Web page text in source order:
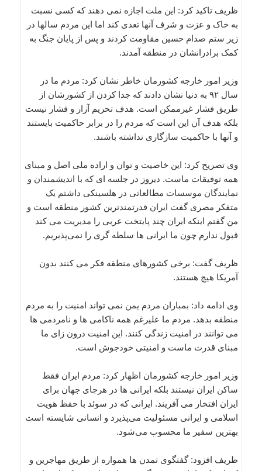
ظریف تاکید کرد: این ملت اجازه نمی دهند که کسی نسبت
به خاک و عزت و شرف آنها تعدی کند اما این مردم سالها در
زیر ستم صدام حسین مقاومت کردند و پس از پایان جنگ به
کمک برادرانشان در منطقه آمدند.
وزیر امور خارجه کشورمان خاطر نشان کرد: مردم ما در
سال ۹۲ به دنیا نشان دادند که جدا کردن از کشورشان از
طریق فشار غیرممکن است. هدف تحریم آزار و فشار نیست
بلکه هدف آن این است که مردم را در برابر حاکمیت بایستند
و آنها با حاکمیت سازگاری نداشته باشند.
وی تصریح کرد: این خاصیت و توان و اراده ملی اصل و مبنای
همه توفیقات ماست. دیروز در جلسه ای که با اندیشمندان و
نمایندگان موسسات مطالعاتی در هلسینکی داشتم یک
متفکر مصری گفت ایران قدرتمندترین کشور منطقه است و
من گفتم اینکه ایران چند پایتخت عربی را مدیریت می کند
قبول ندارم چون ما ایرانی ها سلطه گری را نمی‌پذیریم.
ظریف گفت: برخی کشورهای منطقه فکر می کنند بدون
آمریکا هیچ هستند.
وی ادامه داد: بمباران مردم یمن نمی تواند امنیت را به مردم
منطقه بدهد. مردم ما علیرغم همه ناکامی ها و نامردمی ها
می توانند در امنیت زندگی کنند. این امنیت درون زای ما
مبنای قدرت ماست و امنیتی خودجوش است.
وزیر امور خارجه کشورمان اظهار کرد: مردم ایران فقط
ساکن ایران نیستند بلکه ایرانی ها در هرجای جهان برای
ایران افتخار می آفریند. ایرانی که در سوئد با حفظ هویت
اسلامی و ایرانی مسئولیت می‌پذیرد و انسانی شایسته است
بهترین سفیر ما محسوب می‌شود.
ظریف افزود: گفتگوی تمدن ها همواره از طریق مهاجرین و